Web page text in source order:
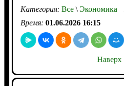
Категория: Все\Экономика
Время: 01.06.2026 16:15
Наверх